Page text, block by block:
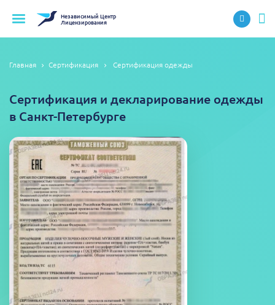
НезависимыйЦентр
Лицензирования
Главная Сертификация Сертификация одежды
Сертификация и декларирование одежды
в Санкт-Петербурге